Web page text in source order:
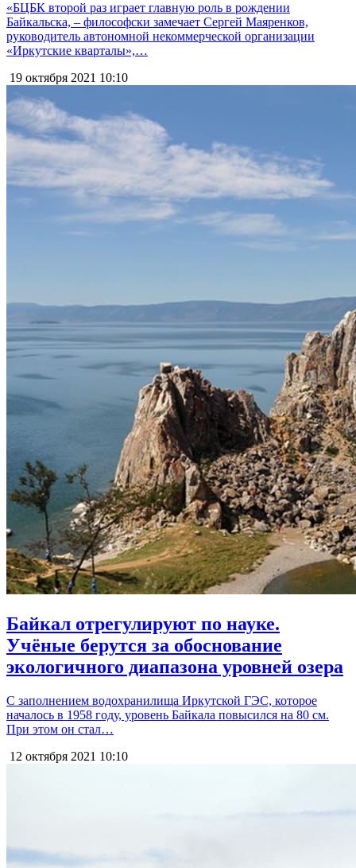
«БЦБК второй раз играет главную роль в рождении
Байкальска, – философски замечает Сергей Маяренков,
руководитель автономной некоммерческой организации
«Иркутские кварталы»,…
19 октября 2021 10:10
Байкал отрегулируют по науке.
Учёные берутся за обоснование
экологичного диапазона уровней озера
С заполнением водохранилища Иркутской ГЭС, которое
началось в 1958 году, уровень Байкала повысился на 80 см.
При этом он стал…
12 октября 2021 10:10